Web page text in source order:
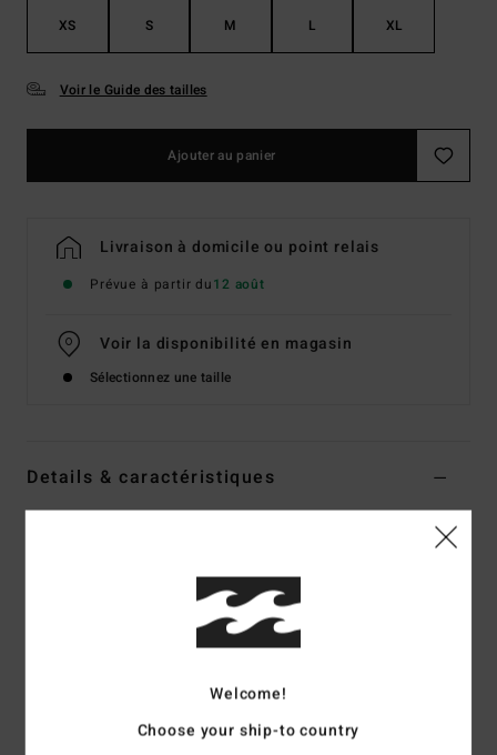
XS S M L XL
Voir le Guide des tailles
Ajouter au panier
Livraison à domicile ou point relais
Prévue à partir du12 août
Voir la disponibilité en magasin
Sélectionnez une taille
Details & caractéristiques
couvrance minimaliste
Taille : échancrure haute sur la jambe (High Leg)
Welcome!
Choose your ship-to country